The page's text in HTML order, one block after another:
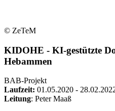
© ZeTeM
KIDOHE - KI-gestützte
Hebammen
BAB-Projekt
Laufzeit: 01.05.2020 -
Leitung: Peter Maaß